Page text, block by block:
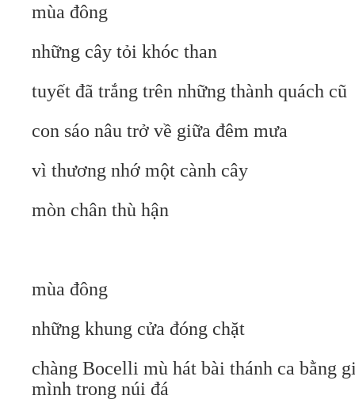
mùa đông
những cây tỏi khóc than
tuyết đã trắng trên những thành quách cũ
con sáo nâu trở về giữa đêm mưa
vì thương nhớ một cành cây
mòn chân thù hận
mùa đông
những khung cửa đóng chặt
chàng Bocelli mù hát bài thánh ca bằng
mình trong núi đá